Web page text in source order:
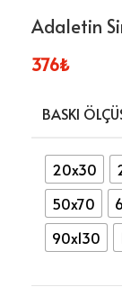
Adaletin
376₺
BASKI
20x30
50x70
90x130